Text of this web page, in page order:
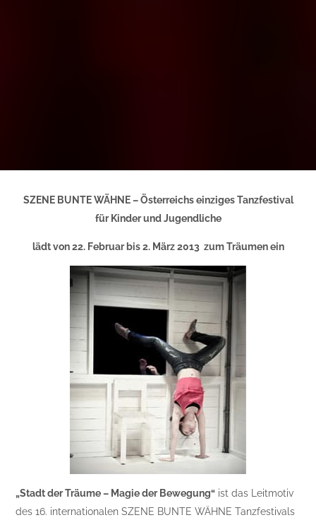
SZENE BUNTE WÄHNE – Österreichs einziges Tanzfestival
für Kinder und Jugendliche
lädt von 22. Februar bis 2. März 2013 zum Träumen ein
„Stadt der Träume – Magie der Bewegung“ ist das Leitmotiv
des 16. internationalen SZENE BUNTE WÄHNE Tanzfestivals